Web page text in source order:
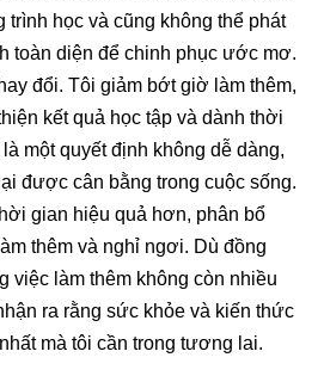
trình học và cũng không thể phát
toàn diện để chinh phục ước mơ.
đổi. Tôi giảm bớt giờ làm thêm,
kết quả học tập và dành thời
một quyết định không dễ dàng,
được cân bằng trong cuộc sống.
gian hiệu quả hơn, phân bổ
thêm và nghỉ ngơi. Dù đồng
việc làm thêm không còn nhiều
ra rằng sức khỏe và kiến thức
mà tôi cần trong tương lai.